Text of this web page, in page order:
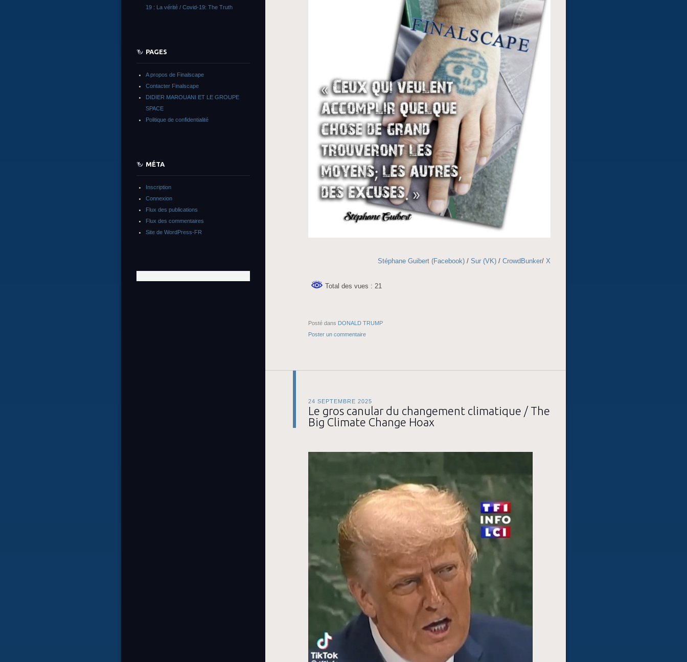
Stéphane Guibert (Facebook) / Sur (VK) / CrowdBunker/ X
Total des vues : 21
Posté dans DONALD TRUMP
Poster un commentaire
24 SEPTEMBRE 2025
Le gros canular du changement climatique / The
Big Climate Change Hoax
19 : La vérité / Covid-19: The Truth
PAGES
A propos de Finalscape
Contacter Finalscape
DIDIER MAROUANI ET LE GROUPE
SPACE
Politique de confidentialité
MÉTA
Inscription
Connexion
Flux des publications
Flux des commentaires
Site de WordPress-FR